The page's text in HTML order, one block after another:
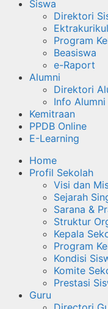
Siswa
Direktori
Program
Beasiswa
e-Raport
Alumni
Direktori
Info Alumni
Kemitraan
PPDB Online
E-Learning
Home
Profil Sekolah
Visi dan
Sejarah
Sarana &
Struktur
Kepala
Program
Kondisi
Komite
Prestasi
Guru